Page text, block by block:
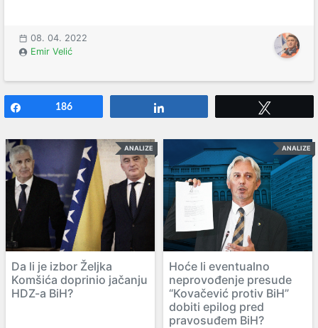
08. 04. 2022
Emir Velić
186
ANALIZE
Da li je izbor Željka
Komšića doprinio jačanju
HDZ-a BiH?
ANALIZE
Hoće li eventualno
neprovođenje presude
“Kovačević protiv BiH”
dobiti epilog pred
pravosuđem BiH?